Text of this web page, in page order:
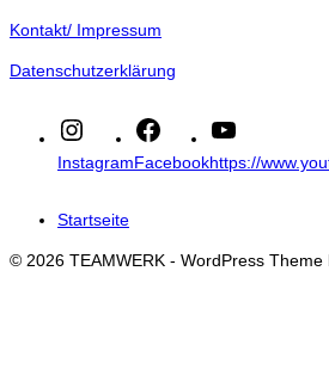
Kontakt/ Impressum
Datenschutzerklärung
InstagramFacebookhttps://
Startseite
© 2026 TEAMWERK - WordPress Theme